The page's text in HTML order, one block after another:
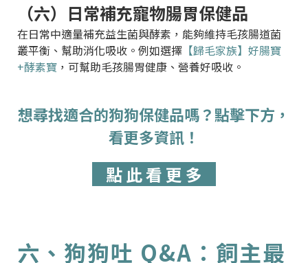
（六）日常補充寵物腸胃保健品
在日常中適量補充益生菌與酵素，能夠維持毛孩腸道菌
叢平衡、幫助消化吸收。例如選擇 【歸毛家族】好腸寶
+酵素寶 ，可幫助毛孩腸胃健康、營養好吸收。
想尋找適合的狗狗保健品嗎？點擊下方，
看更多資訊！
點 此 看 更 多
六、狗狗吐 Q&A：飼主最